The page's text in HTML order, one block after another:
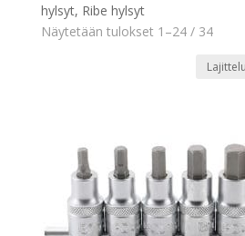
hylsyt, Ribe hylsyt
Näytetään tulokset 1–24 / 34